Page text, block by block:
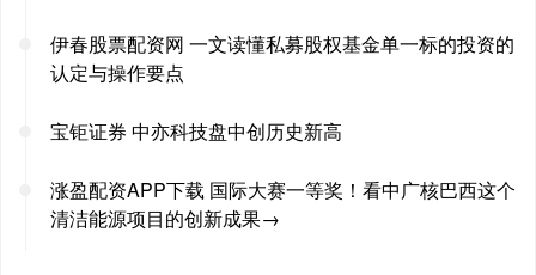
伊春股票配资网 一文读懂私募股权基金单一标的投资的
认定与操作要点
宝钜证券 中亦科技盘中创历史新高
涨盈配资APP下载 国际大赛一等奖！看中广核巴西这个
清洁能源项目的创新成果→